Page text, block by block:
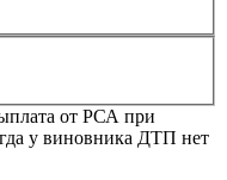
от РСА при
у виновника ДТП нет